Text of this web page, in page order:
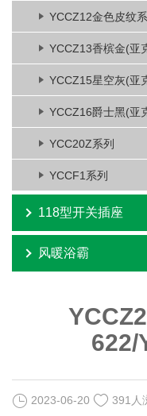
YCCZ12金色皮纹
YCCZ13香槟金(亚
YCCZ15星空灰(亚
YCCZ16爵士黑(亚
YCC20Z系列
YCCF1系列
118型开关插座
风暖浴霸
622/
2023-06-20 391人